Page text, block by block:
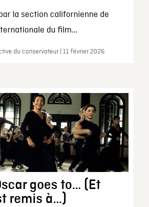
la section californienne de
du film...
du conservateur | 11 février 2026
goes to… (Et
remis à…)